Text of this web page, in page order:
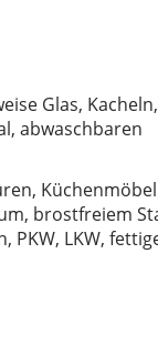
Glas, Kacheln,
abwaschbaren
brostfreiem
PKW, LKW,